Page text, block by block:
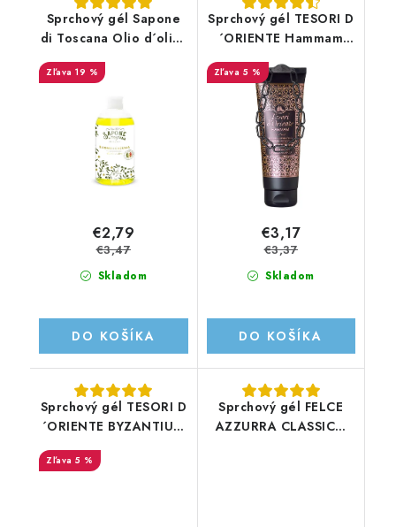
Sprchový gél Sapone
di Toscana Olio d´oliva
19 %
Skladom
€2,79
€3,47
DO KOŠÍKA
Sprchový gél TESORI D
´ORIENTE Hammam
5 %
Skladom
€3,17
€3,37
DO KOŠÍKA
Sprchový gél TESORI D
´ORIENTE BYZANTIUM
250ml
5 %
Sprchový gél FELCE
AZZURRA CLASSICO